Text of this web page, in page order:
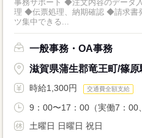
事務サポート ◆注文内容のデータ入力（品番や個数入力） ◆発注処
理 ◆伝票処理、納期確認 ◆請求書
ツ集中できる...
一般事務・OA事務
滋賀県蒲生郡竜王町/篠原
時給1,300円 交通費全額支給
9：00〜17：00（実働7：00
土曜日 日曜日 祝日